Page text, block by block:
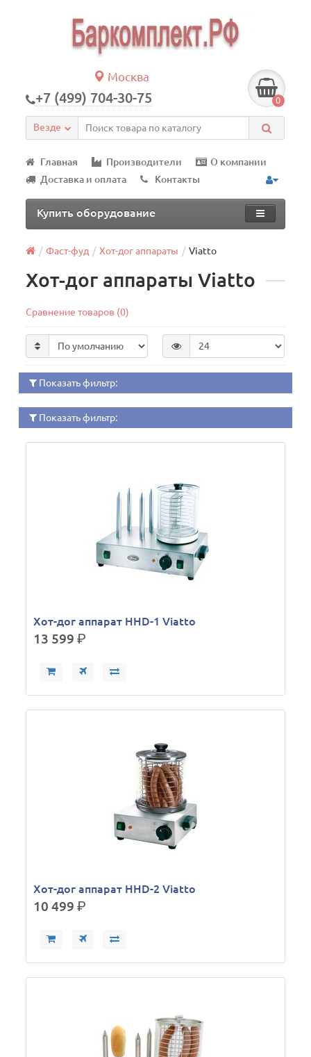
Москва
+7 (499) 704-30-75 0
Везде
Главная Производители
О компании
Доставка и оплата
Контакты
Купить оборудование
Фаст-фуд Хот-дог аппараты Viatto
Хот-дог аппараты Viatto
Сравнение товаров (0)
Показать фильтр:
Показать фильтр:
Хот-дог аппарат HHD-1 Viatto
13 599р.
Хот-дог аппарат HHD-2 Viatto
10 499р.